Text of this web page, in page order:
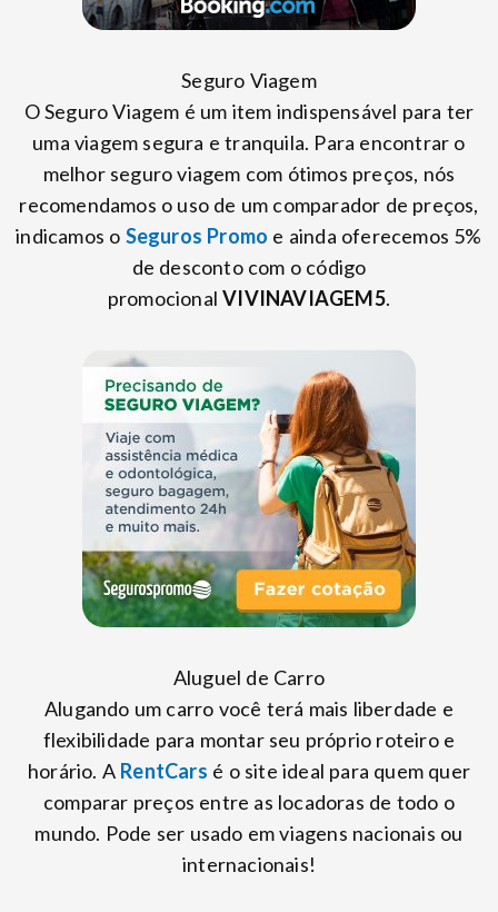
Seguro Viagem
O Seguro Viagem é um item indispensável para ter
uma viagem segura e tranquila. Para encontrar o
melhor seguro viagem com ótimos preços, nós
recomendamos o uso de um comparador de preços,
indicamos o Seguros Promo e ainda oferecemos 5%
de desconto com o código
promocionalVIVINAVIAGEM5.
Aluguel de Carro
Alugando um carro você terá mais liberdade e
flexibilidade para montar seu próprio roteiro e
horário. A RentCars é o site ideal para quem quer
comparar preços entre as locadoras de todo o
mundo. Pode ser usado em viagens nacionais ou
internacionais!